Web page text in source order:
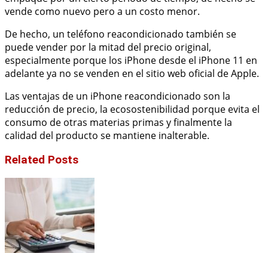
vende como nuevo pero a un costo menor.
De hecho, un teléfono reacondicionado también se
puede vender por la mitad del precio original,
especialmente porque los iPhone desde el iPhone 11 en
adelante ya no se venden en el sitio web oficial de Apple.
Las ventajas de un iPhone reacondicionado son la
reducción de precio, la ecosostenibilidad porque evita el
consumo de otras materias primas y finalmente la
calidad del producto se mantiene inalterable.
Related Posts